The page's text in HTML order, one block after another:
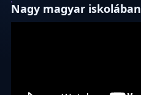
Nagy magyar iskolában